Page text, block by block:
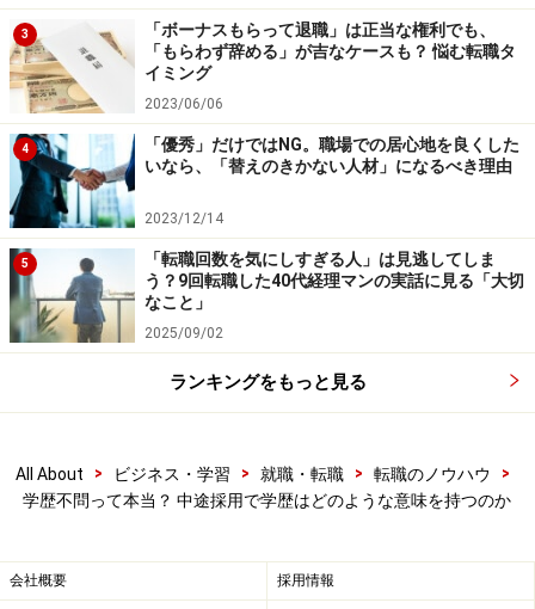
ど、組織との適合性や相性はチェックされるだろうが、
その中に学歴はどの程度考慮されるのか。
私見であるが、私は学歴とは血液型で人の性格を言い当
てるようなものだという意見である。高学歴を誇る人に
は申し訳ないが、学歴とは、マラソンに例えていえば
「スタートから5キロ程度の通過点」である。もちろ
ん、スタートした時点で優秀な結果を出したことにも意
味があるが、それがその後の長い社会人生活において、
どれほどの意味があるかといえば、マラソンでゴールし
た時、最初の5キロ地点での順位を気にする人があまり
いないことと同じではないだろうか。
が、そのままゴールテープをトップで切る場合もあるは
ずだ。学歴という言葉が、20歳前後で終了したものとと
薄れていく。一方、生涯学び続けるのが社会人生活の醍
3
「ボーナスもらって退職」は正当な権利でも、
「もらわず辞める」が吉なケースも？ 悩む転職タ
イミング
2023/06/06
4
「優秀」だけではNG。職場での居心地を良くした
いなら、「替えのきかない人材」になるべき理由
2023/12/14
5
「転職回数を気にしすぎる人」は見逃してしま
う？9回転職した40代経理マンの実話に見る「大切
なこと」
2025/09/02
ランキングをもっと見る
All About > ビジネス・学習 > 就職・転職 > 転職のノウハウ
>
学歴不問って本当？ 中途採用で学歴はどのような意味を持つのか
会社概要 採用情報